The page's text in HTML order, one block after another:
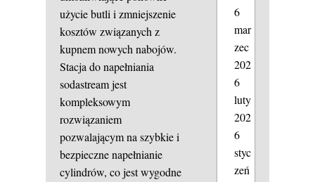
użycie butli i zmniejszenie
kosztów związanych z
kupnem nowych nabojów.
Stacja do napełniania
sodastream jest
kompleksowym
rozwiązaniem
pozwalającym na szybkie i
bezpieczne napełnianie
cylindrów, co jest wygodne
6
mar
zec
202
6
luty
202
6
styc
zeń